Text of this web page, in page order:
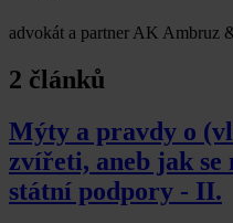
advokát a partner AK Ambruz
2 článků
Mýty a pravdy o
zvířeti, aneb jak
státní podpory - II.